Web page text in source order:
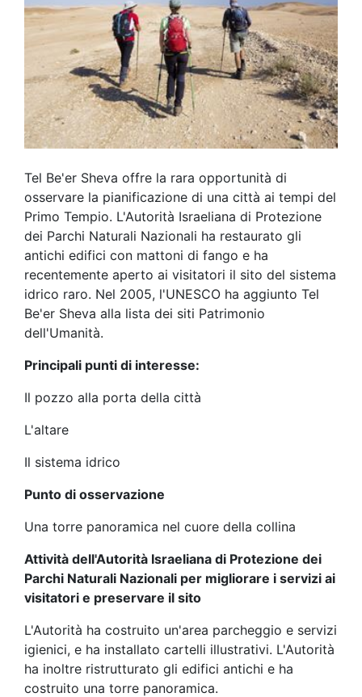
Tel Be'er Sheva offre la rara opportunità di
osservare la pianificazione di una città ai tempi del
Primo Tempio. L'Autorità Israeliana di Protezione
dei Parchi Naturali Nazionali ha restaurato gli
antichi edifici con mattoni di fango e ha
recentemente aperto ai visitatori il sito del sistema
idrico raro. Nel 2005, l'UNESCO ha aggiunto Tel
Be'er Sheva alla lista dei siti Patrimonio
dell'Umanità.
Principali punti di interesse:
Il pozzo alla porta della città
L'altare
Il sistema idrico
Punto di osservazione
Una torre panoramica nel cuore della collina
Attività dell'Autorità Israeliana di Protezione dei
Parchi Naturali Nazionali per migliorare i servizi ai
visitatori e preservare il sito
L'Autorità ha costruito un'area parcheggio e servizi
igienici, e ha installato cartelli illustrativi. L'Autorità
ha inoltre ristrutturato gli edifici antichi e ha
costruito una torre panoramica.